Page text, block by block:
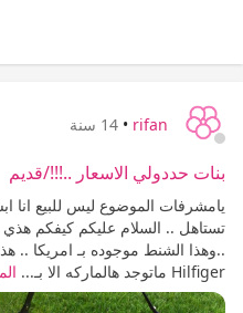
rifan
• 14 سنة
بنات حددولي الاسعار ..!!!/قديم
يامشرفات الموضوع ليس للبيع انا
تستاهل .. السلام عليكم كيفكم
Hilfiger ماتوجد هالماركه الا بـ...